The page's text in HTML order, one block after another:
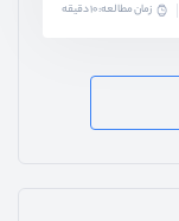
زمان مطالعه: 10 دقیقه